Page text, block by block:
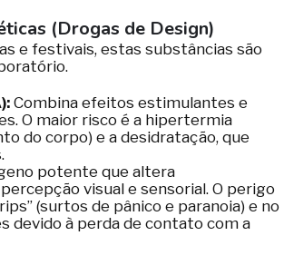
(Drogas de Design)
e festivais, estas substâncias são
Combina efeitos estimulantes e
O maior risco é a hipertermia
do corpo) e a desidratação, que
potente que altera
visual e sensorial. O perigo
(surtos de pânico e paranoia) e no
devido à perda de contato com a